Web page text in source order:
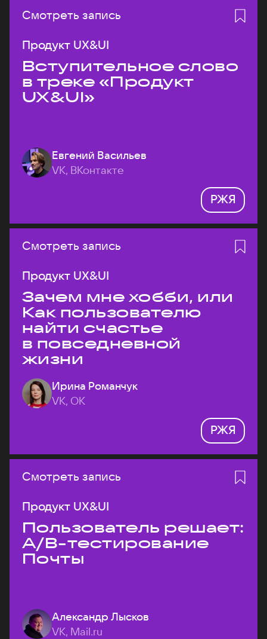
Смотреть запись
Продукт UX&UI
Вступительное слово
в треке «Продукт
UX&UI»
Евгений Васильев
VK, ВКонтакте
РЖЯ
Смотреть запись
Продукт UX&UI
Зачем мне хобби, или
Как пользователю
найти счастье
в повседневной
жизни
Ирина Романчук
VK, ОК
РЖЯ
Смотреть запись
Продукт UX&UI
Пользователь решает:
A/B-тестирование
Почты
Александр Лысков
VK, Mail.ru